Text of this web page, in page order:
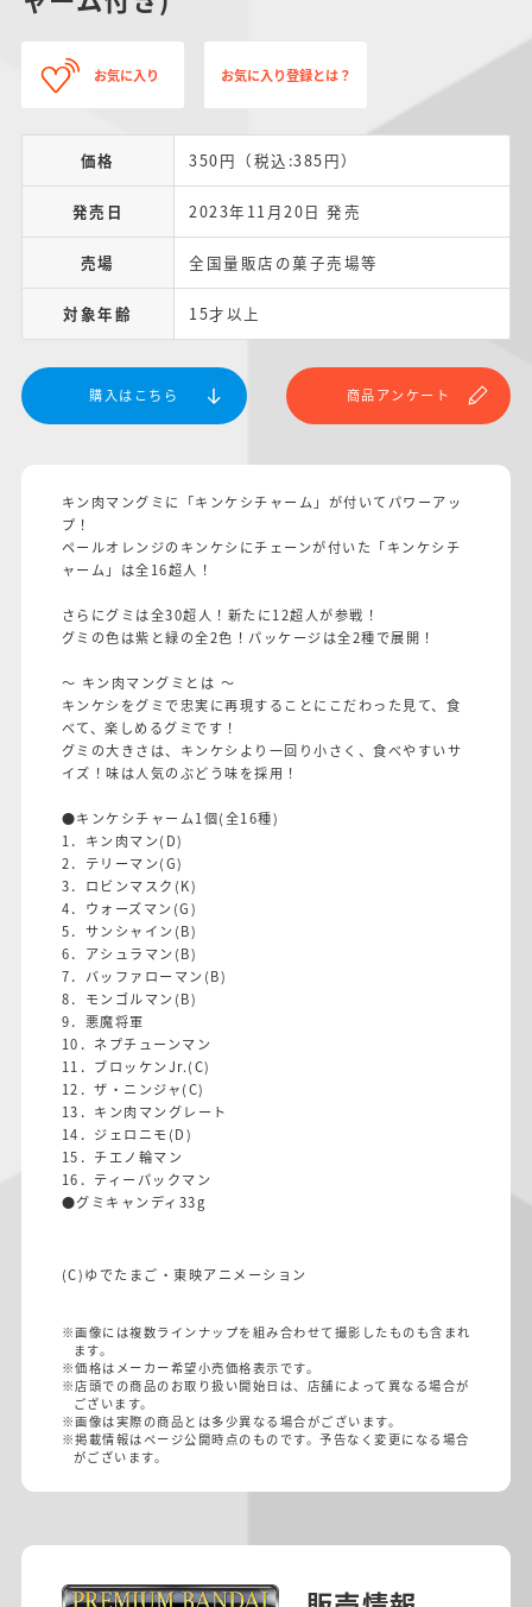
お気に入り お気に入り登録とは？
価格 350円（税込:385円）
発売日 2023年11月20日 発売
売場 全国量販店の菓子売場等
対象年齢 15才以上
購入はこちら 商品アンケート
キン肉マングミに「キンケシチャーム」が付いてパワーアッ
プ！
ペールオレンジのキンケシにチェーンが付いた「キンケシチ
ャーム」は全16超人！
さらにグミは全30超人！新たに12超人が参戦！
グミの色は紫と緑の全2色！パッケージは全2種で展開！
～ キン肉マングミとは ～
キンケシをグミで忠実に再現することにこだわった見て、食
べて、楽しめるグミです！
グミの大きさは、キンケシより一回り小さく、食べやすいサ
イズ！味は人気のぶどう味を採用！
●キンケシチャーム1個(全16種)
1．キン肉マン(D)
2．テリーマン(G)
3．ロビンマスク(K)
4．ウォーズマン(G)
5．サンシャイン(B)
6．アシュラマン(B)
7．バッファローマン(B)
8．モンゴルマン(B)
9．悪魔将軍
10．ネプチューンマン
11．ブロッケンJr.(C)
12．ザ・ニンジャ(C)
13．キン肉マングレート
14．ジェロニモ(D)
15．チエノ輪マン
16．ティーパックマン
●グミキャンディ33g
(C)ゆでたまご・東映アニメーション
※画像には複数ラインナップを組み合わせて撮影したものも含まれ
ます。
※価格はメーカー希望小売価格表示です。
※店頭での商品のお取り扱い開始日は、店舗によって異なる場合が
ございます。
※画像は実際の商品とは多少異なる場合がございます。
※掲載情報はページ公開時点のものです。予告なく変更になる場合
がございます。